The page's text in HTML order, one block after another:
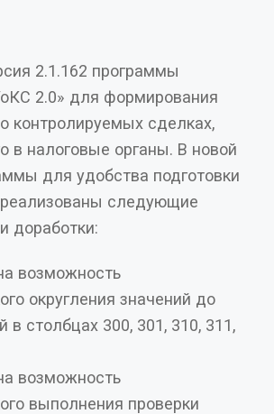
2.1.162 программы
для формирования
контролируемых сделках,
органы. В новой
для удобства подготовки
следующие
доработки:
возможность
до
в столбцах 300, 301, 310, 311,
возможность
проверки